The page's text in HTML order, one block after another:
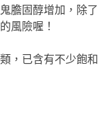
膽固醇增加，除了
風險喔！
，已含有不少飽和